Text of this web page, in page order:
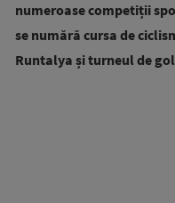
numeroase competiții
se numără cursa de
Runtalya și turneul de